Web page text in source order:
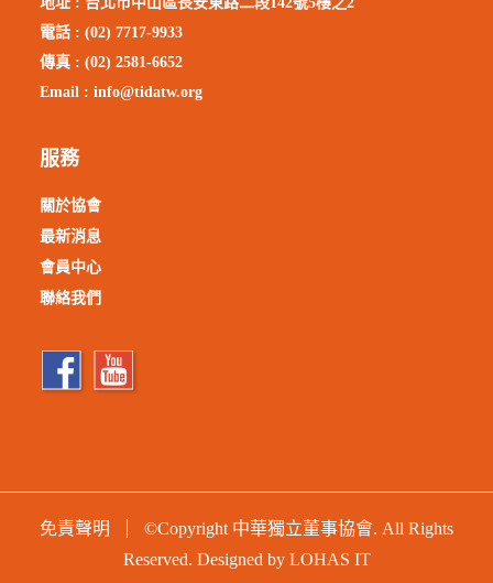
電話 : (02) 7717-9933
傳真 : (02) 2581-6652
Email :info@tidatw.org
服務
關於協會
最新消息
會員中心
聯絡我們
免責聲明
©Copyright 中華獨立董事協會. All Rights
Reserved. Designed by LOHAS IT